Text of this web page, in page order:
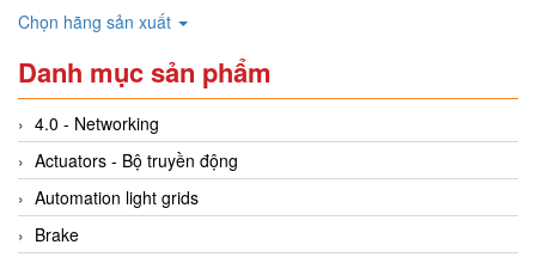
Chọn hãng sản xuất
Danh mục sản phẩm
4.0 - Networking
Actuators - Bộ truyền động
Automation light grids
Brake